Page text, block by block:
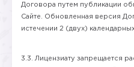
Договора путем публикации
Сайте. Обновленная версия
истечении 2 (двух)
3.3. Лицензиату запрещается